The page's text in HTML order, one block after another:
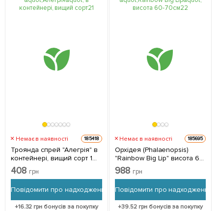
Немає в наявності 185418
Троянда спрей "Алегрія" в
контейнері, вищий сорт 1
саджанець в упаковці
408 грн
Повідомити про надходження
+16.32 грн бонусів за покупку
Немає в наявності 185695
Орхідея (Phalaenopsis)
"Rainbow Big Lip" висота 60-
70см 1 саджанець в
упаковці (кімнатний)
988 грн
Повідомити про надходження
+39.52грн бонусів за покупку